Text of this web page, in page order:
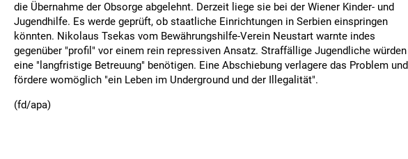
die Übernahme der Obsorge abgelehnt. Derzeit liege sie bei der Wiener Kinder- und
Jugendhilfe. Es werde geprüft, ob staatliche Einrichtungen in Serbien einspringen
könnten. Nikolaus Tsekas vom Bewährungshilfe-Verein Neustart warnte indes
gegenüber "profil" vor einem rein repressiven Ansatz. Straffällige Jugendliche würden
eine "langfristige Betreuung" benötigen. Eine Abschiebung verlagere das Problem und
fördere womöglich "ein Leben im Underground und der Illegalität".
(fd/apa)